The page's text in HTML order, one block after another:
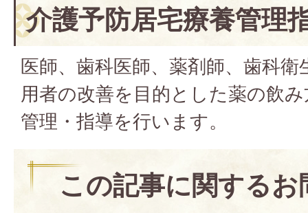
介護予防居宅療養管理
医師、歯科医師、薬剤師、歯科
用者の改善を目的とした薬の飲
管理・指導を行います。
この記事に関する